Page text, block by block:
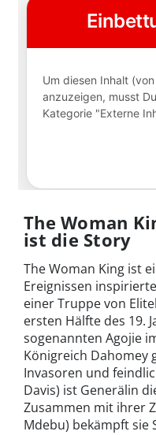
The Woman
ist die Story
The Woman King ist
Ereignissen
einer Truppe von
ersten Hälfte des 19.
sogenannten Agojie
Königreich Dahomey
Invasoren und
Davis) ist Generälin
Zusammen mit ihrer
Mdebu) bekämpft sie